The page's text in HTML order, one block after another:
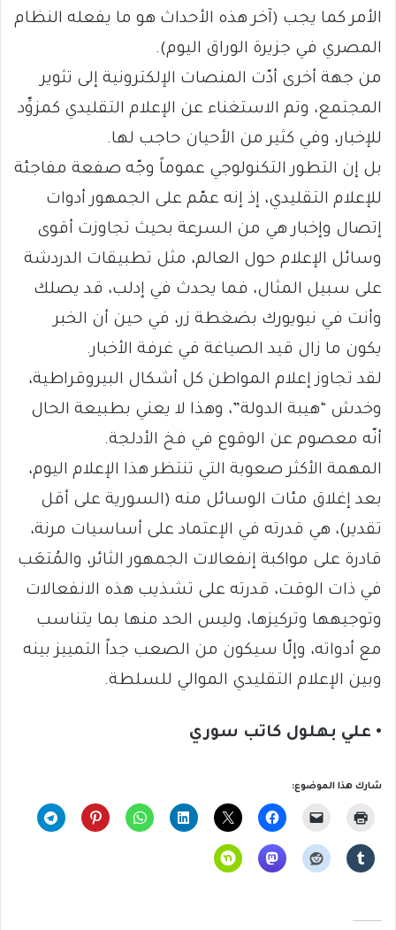
الأمر كما يجب (آخر هذه الأحداث هو ما يفعله النظام
المصري في جزيرة الوراق اليوم).
من جهة أخرى أدّت المنصات الإلكترونية إلى تثوير
المجتمع، وتم الاستغناء عن الإعلام التقليدي كمزوِّد
للإخبار، وفي كثير من الأحيان حاجب لها.
بل إن التطور التكنولوجي عموماً وجّه صفعة مفاجئة
للإعلام التقليدي، إذ إنه عمّم على الجمهور أدوات
إتصال وإخبار هي من السرعة بحيث تجاوزت أقوى
وسائل الإعلام حول العالم، مثل تطبيقات الدردشة
على سبيل المثال، فما يحدث في إدلب، قد يصلك
وأنت في نيويورك بضغطة زر، في حين أن الخبر
يكون ما زال قيد الصياغة في غرفة الأخبار.
لقد تجاوز إعلام المواطن كل أشكال البيروقراطية،
وخدش “هيبة الدولة”، وهذا لا يعني بطبيعة الحال
أنّه معصوم عن الوقوع في فخ الأدلجة.
المهمة الأكثر صعوبة التي تنتظر هذا الإعلام اليوم،
بعد إغلاق مئات الوسائل منه (السورية على أقل
تقدير)، هي قدرته في الإعتماد على أساسيات مرنة،
قادرة على مواكبة إنفعالات الجمهور الثائر، والمُتعَب
في ذات الوقت، قدرته على تشذيب هذه الانفعالات
وتوجيهها وتركيزها، وليس الحد منها بما يتناسب
مع أدواته، وإلّا سيكون من الصعب جداً التمييز بينه
وبين الإعلام التقليدي الموالي للسلطة.
• علي بهلول كاتب سوري
شارك هذا الموضوع: